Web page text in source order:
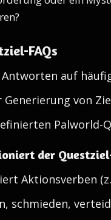
FAQs
Antworten auf
Generierung von
Palworld-
der
Aktionsverben
schmieden,